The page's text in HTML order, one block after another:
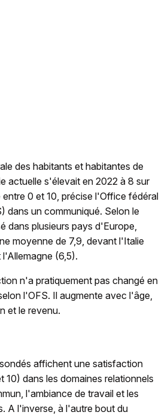
des habitants et habitantes de
actuelle s'élevait en 2022 à 8 sur
0 et 10, précise l'Office fédéral
dans un communiqué. Selon le
dans plusieurs pays d'Europe,
moyenne de 7,9, devant l'Italie
(6,5).
n'a pratiquement pas changé en
l'OFS. Il augmente avec l'âge,
et le revenu.
affichent une satisfaction
10) dans les domaines relationnels
l'ambiance de travail et les
A l'inverse, à l'autre bout du